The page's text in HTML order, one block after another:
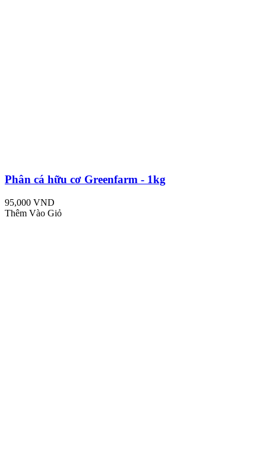
Phân cá hữu cơ Greenfarm - 1kg
95,000 VND
Thêm Vào Giỏ